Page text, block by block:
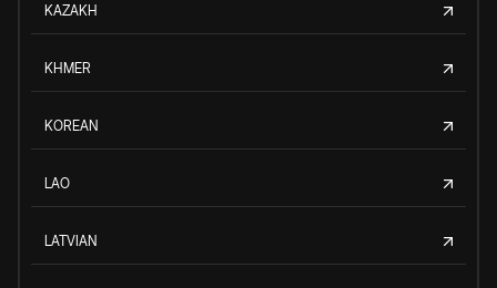
KAZAKH
KHMER
KOREAN
LAO
LATVIAN